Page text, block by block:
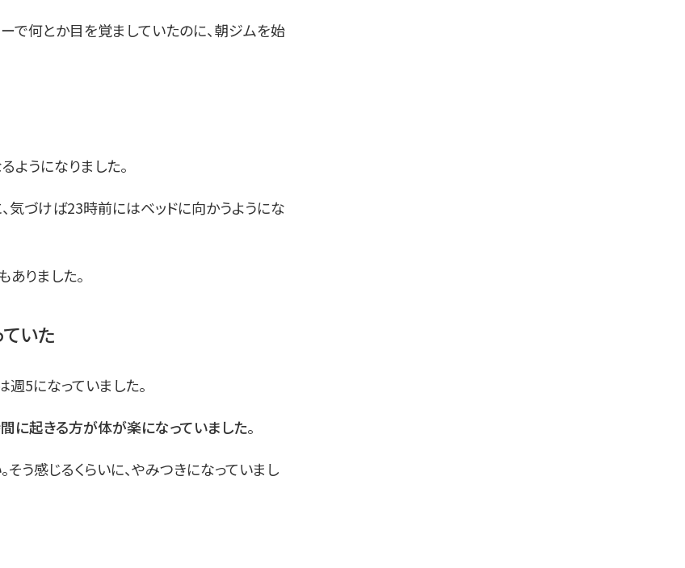
で何とか目を覚ましていたのに、朝ジムを始
ようになりました。
気づけば23時前にはベッドに向かうようにな
ありました。
いた
5になっていました。
に起きる方が体が楽になっていました。
う感じるくらいに、やみつきになっていまし